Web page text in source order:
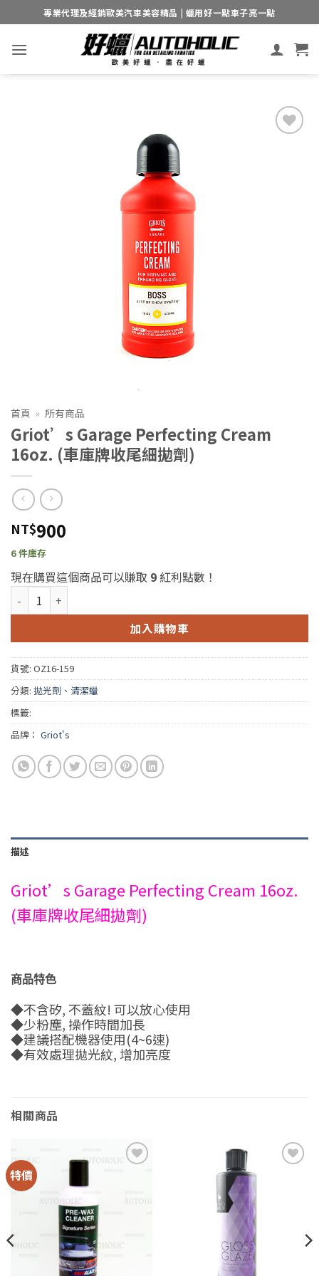
to
content
專業代理及經銷歐美汽車美容精品 | 蠟用好一點車子亮一點
首頁 » 所有商品
Griot’s Garage Perfecting Cream
16oz. (車庫牌收尾細拋劑)
NT$900
6 件庫存
現在購買這個商品可以賺取 9紅利點數！
Griot's Garage Perfecting Cream 16oz. (車庫牌收尾細拋劑) 數
加入購物車
貨號: OZ16-159
分類: 拋光劑、清潔蠟
標籤:
品牌： Griot's
描述
Griot’s Garage Perfecting Cream 16oz.
(車庫牌收尾細拋劑)
商品特色
◆不含矽, 不蓋紋! 可以放心使用
◆少粉塵, 操作時間加長
◆建議搭配機器使用(4~6速)
◆有效處理拋光紋, 增加亮度
相關商品
特價